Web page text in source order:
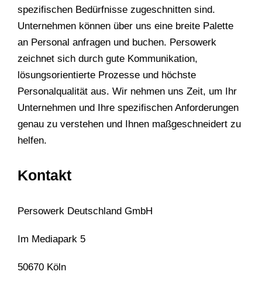
spezifischen Bedürfnisse zugeschnitten sind.
Unternehmen können über uns eine breite Palette
an Personal anfragen und buchen. Persowerk
zeichnet sich durch gute Kommunikation,
lösungsorientierte Prozesse und höchste
Personalqualität aus. Wir nehmen uns Zeit, um Ihr
Unternehmen und Ihre spezifischen Anforderungen
genau zu verstehen und Ihnen maßgeschneidert zu
helfen.
Kontakt
Persowerk Deutschland GmbH
Im Mediapark 5
50670 Köln